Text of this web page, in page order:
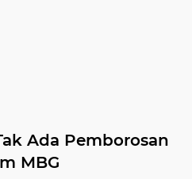
Ada Pemborosan
MBG